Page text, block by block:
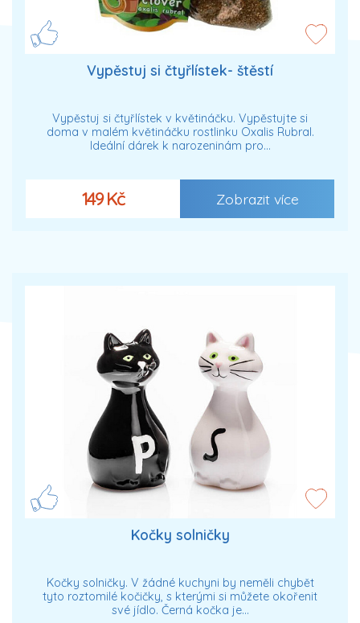
Vypěstuj si čtyřlístek- štěstí
Vypěstuj si čtyřlístek v květináčku. Vypěstujte si
doma v malém květináčku rostlinku Oxalis Rubral.
Ideální dárek k narozeninám pro…
149 Kč Zobrazit více
Kočky solničky
Kočky solničky. V žádné kuchyni by neměli chybět
tyto roztomilé kočičky, s kterými si můžete okořenit
své jídlo. Černá kočka je…